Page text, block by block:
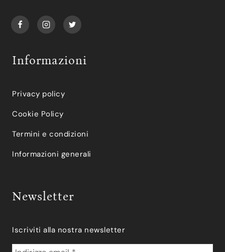
Informazioni
Privacy policy
Cookie Policy
Termini e condizioni
Informazioni generali
Newsletter
Iscriviti alla nostra newsletter